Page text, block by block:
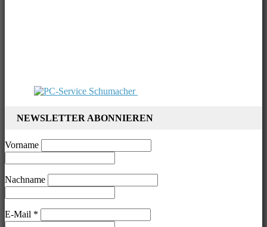
NEWSLETTER ABONNIEREN
Vorname
Nachname
E-Mail *